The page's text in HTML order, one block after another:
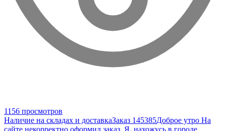
1156 просмотров
Наличие на складах и доставкаЗаказ 145385Доброе утро На
сайте некорректно оформил заказ. Я, нахожусь в городе